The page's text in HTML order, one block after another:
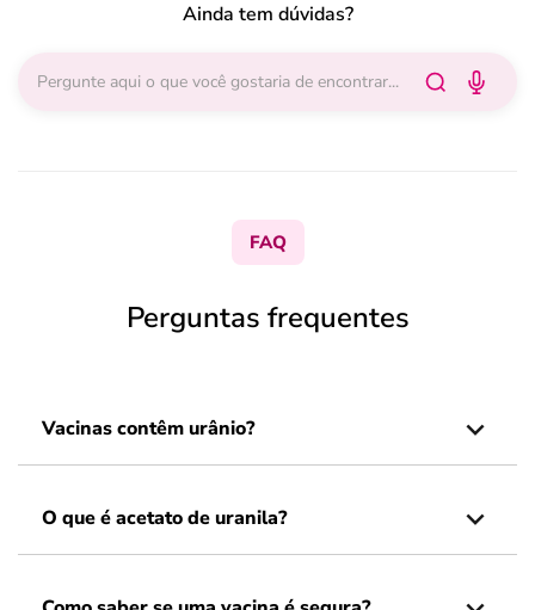
Ainda tem dúvidas?
FAQ
Perguntas frequentes
Vacinas contêm urânio?
O que é acetato de uranila?